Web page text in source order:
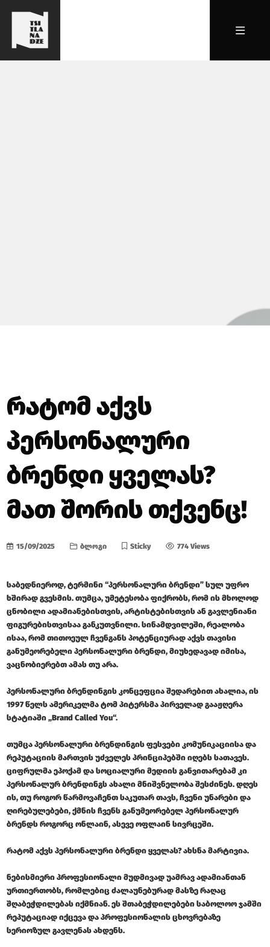
რატომ აქვს
პერსონალური
ბრენდი ყველას?
მათ შორის თქვენც!
15/09/2025 ბლოგი Sticky 774 Views
საბედნიეროდ, ტერმინი “პერსონალური ბრენდი” სულ უფრო
ხშირად გვესმის. თუმცა, უმეტესობა ფიქრობს, რომ ის მხოლოდ
ცნობილი ადამიანებისთვის, არტისტებისთვის ან გავლენიანი
ფიგურებისთვისაა განკუთვნილი. სინამდვილეში, რეალობა
ისაა, რომ თითოეულ ჩვენგანს პოტენციურად აქვს თავისი
განუმეორებელი პერსონალური ბრენდი, მიუხედავად იმისა,
ვაცნობიერებთ ამას თუ არა.
პერსონალური ბრენდინგის კონცეფცია შედარებით ახალია, ის
1997 წელს ამერიკელმა ტომ პიტერსმა პირველად გააჟღერა
სტატიაში „Brand Called You“.
თუმცა პერსონალური ბრენდინგის ფესვები კომუნიკაციისა და
რეპუტაციის მართვის უძველეს პრინციპებში იღებს სათავეს.
ციფრულმა ეპოქამ და სოციალური მედიის განვითარებამ კი
პერსონალურ ბრენდინგს ახალი მნიშვნელობა შესძინეს. დღეს
ის, თუ როგორ წარმოვაჩენთ საკუთარ თავს, ჩვენი უნარები და
ღირებულებები, ქმნის ჩვენს განუმეორებელ პერსონალურ
ბრენდს როგორც ონლაინ, ასევე ოფლაინ სივრცეში.
რატომ აქვს პერსონალური ბრენდი ყველას? ახსნა მარტივია.
ნებისმიერი პროფესიონალი მუდმივად უამრავ ადამიანთან
ურთიერთობს, რომლებიც ძალაუნებურად მასზე რაღაც
შღაბეჭდილებას იქმნიან. ეს შთაბეჭდილებები საბოლოო ჯამში
რეპუტაციად იქცევა და პროფესიონალის ცხოვრებაზე
სერიოზულ გავლენას ახდენს.